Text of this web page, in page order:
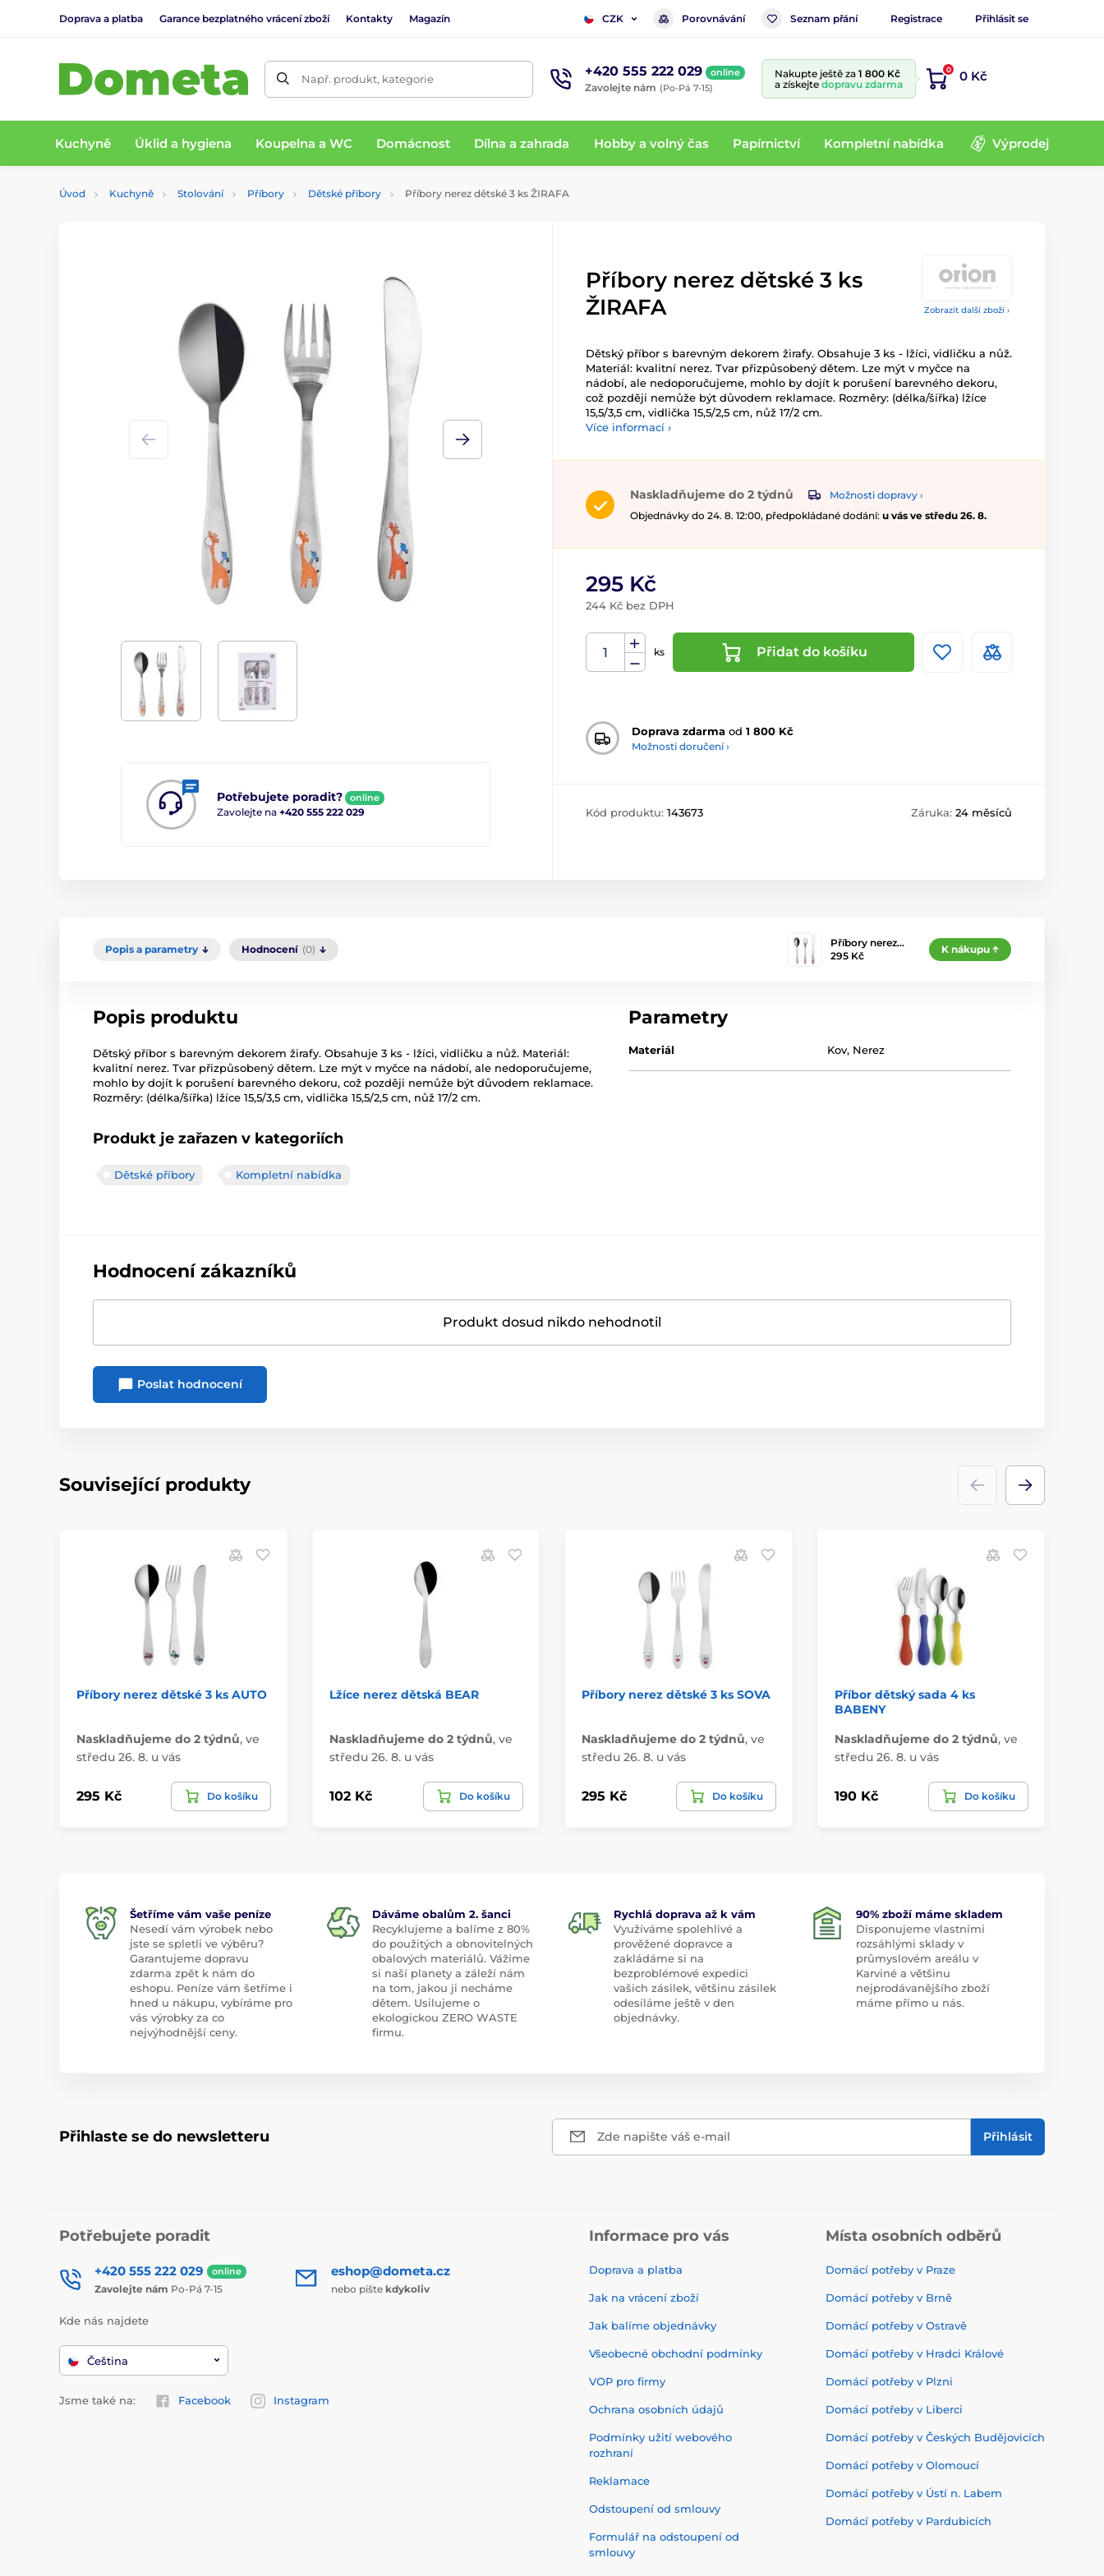
Doprava a platba Garance bezplatného vrácení zboží Kontakty Magazín CZK Porovnávání Seznam přání Registrace Přihlásit se
Např. produkt, kategorie +420 555 222 029 online
Zavolejte nám (Po-Pá 7-15)
Nakupte ještě za 1 800 Kč
a získejte dopravu zdarma
0 0 Kč
Kuchyně Úklid a hygiena Koupelna a WC Domácnost Dílna a zahrada Hobby a volný čas Papírnictví Kompletní nabídka Výprodej
Úvod Kuchyně Stolování Příbory Dětské příbory Příbory nerez dětské 3 ks ŽIRAFA
Zobrazit další zboží ›
Potřebujete poradit? online
Zavolejte na +420 555 222 029
Příbory nerez dětské 3 ks
ŽIRAFA
Dětský příbor s barevným dekorem žirafy. Obsahuje 3 ks - lžíci, vidličku a nůž.
Materiál: kvalitní nerez. Tvar přizpůsobený dětem. Lze mýt v myčce na
nádobí, ale nedoporučujeme, mohlo by dojít k porušení barevného dekoru,
což později nemůže být důvodem reklamace. Rozměry: (délka/šířka) lžíce
15,5/3,5 cm, vidlička 15,5/2,5 cm, nůž 17/2 cm.
Více informací ›
Naskladňujeme do 2 týdnů
Možnosti dopravy ›
Objednávky do 24. 8. 12:00, předpokládané dodání: u vás ve středu 26. 8.
295 Kč
244 Kč bez DPH
ks Přidat do košíku
Doprava zdarma od 1 800 Kč
Možnosti doručení ›
Kód produktu: 143673 Záruka: 24 měsíců
Popis a parametry Hodnocení (0)
Příbory nerez…
295 Kč
K nákupu
Popis produktu
Dětský příbor s barevným dekorem žirafy. Obsahuje 3 ks - lžíci, vidličku a nůž. Materiál:
kvalitní nerez. Tvar přizpůsobený dětem. Lze mýt v myčce na nádobí, ale nedoporučujeme,
mohlo by dojít k porušení barevného dekoru, což později nemůže být důvodem reklamace.
Rozměry: (délka/šířka) lžíce 15,5/3,5 cm, vidlička 15,5/2,5 cm, nůž 17/2 cm.
Produkt je zařazen v kategoriích
Dětské příbory Kompletní nabídka
Parametry
Materiál Kov, Nerez
Hodnocení zákazníků
Produkt dosud nikdo nehodnotil
Poslat hodnocení
Související produkty
Příbory nerez dětské 3 ks AUTO
Naskladňujeme do 2 týdnů, ve
středu 26. 8. u vás
295 Kč Do košíku
Lžíce nerez dětská BEAR
Naskladňujeme do 2 týdnů, ve
středu 26. 8. u vás
102 Kč Do košíku
Příbory nerez dětské 3 ks SOVA
Naskladňujeme do 2 týdnů, ve
středu 26. 8. u vás
295 Kč Do košíku
Příbor dětský sada 4 ks
BABENY
Naskladňujeme do 2 týdnů, ve
středu 26. 8. u vás
190 Kč Do košíku
Šetříme vám vaše peníze
Nesedí vám výrobek nebo
jste se spletli ve výběru?
Garantujeme dopravu
zdarma zpět k nám do
eshopu. Peníze vám šetříme i
hned u nákupu, vybíráme pro
vás výrobky za co
nejvýhodnější ceny.
Dáváme obalům 2. šanci
Recyklujeme a balíme z 80%
do použitých a obnovitelných
obalových materiálů. Vážíme
si naší planety a záleží nám
na tom, jakou ji necháme
dětem. Usilujeme o
ekologickou ZERO WASTE
firmu.
Rychlá doprava až k vám
Využíváme spolehlivé a
prověžené dopravce a
zakládáme si na
bezproblémové expedici
vašich zásilek, většinu zásilek
odesíláme ještě v den
objednávky.
90% zboží máme skladem
Disponujeme vlastními
rozsáhlými sklady v
průmyslovém areálu v
Karviné a většinu
nejprodávanějšího zboží
máme přímo u nás.
Přihlaste se do newsletteru Zde napište váš e-mail Přihlásit
Potřebujete poradit
+420 555 222 029 online
Zavolejte nám Po-Pá 7-15
eshop@dometa.cz
nebo pište kdykoliv
Kde nás najdete
Čeština
Jsme také na: Facebook Instagram
Informace pro vás
Doprava a platba
Jak na vrácení zboží
Jak balíme objednávky
Všeobecné obchodní podmínky
VOP pro firmy
Ochrana osobních údajů
Podmínky užití webového
rozhraní
Reklamace
Odstoupení od smlouvy
Formulář na odstoupení od
smlouvy
Místa osobních odběrů
Domácí potřeby v Praze
Domácí potřeby v Brně
Domácí potřeby v Ostravě
Domácí potřeby v Hradci Králové
Domácí potřeby v Plzni
Domácí potřeby v Liberci
Domácí potřeby v Českých Budějovicích
Domácí potřeby v Olomoucí
Domácí potřeby v Ústí n. Labem
Domácí potřeby v Pardubicích